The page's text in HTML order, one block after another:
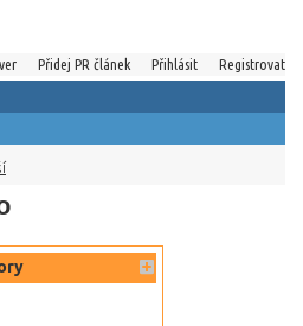
Přidej PR článek Přihlásit Registrovat